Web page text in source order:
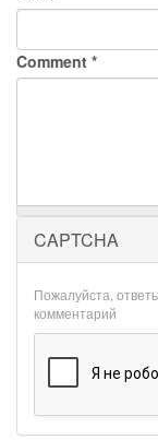
Comment *
CAPTCHA
Пожалуйста,
комментарий